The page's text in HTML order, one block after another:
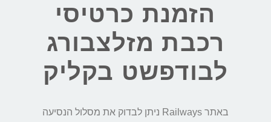
הזמנת כרטיסי
רכבת מזלצבורג
לבודפשט בקליק
באתר Railways ניתן לבדוק את מסלול הנסיעה